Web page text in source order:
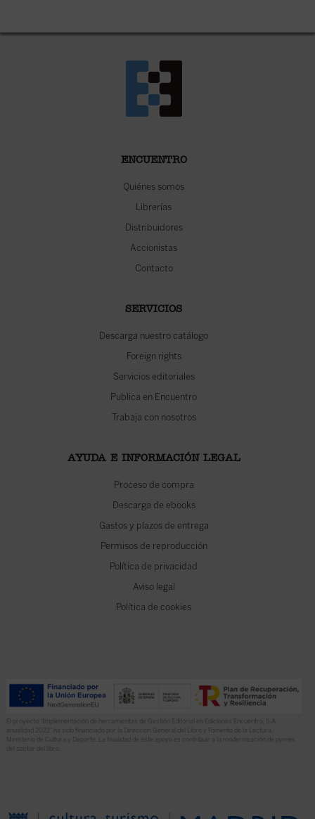
ENCUENTRO
Quiénes somos
Librerías
Distribuidores
Accionistas
Contacto
SERVICIOS
Descarga nuestro catálogo
Foreign rights
Servicios editoriales
Publica en Encuentro
Trabaja con nosotros
AYUDA E INFORMACIÓN LEGAL
Proceso de compra
Descarga de ebooks
Gastos y plazos de entrega
Permisos de reproducción
Política de privacidad
Aviso legal
Política de cookies
El proyecto “Implementación de herramientas de Gestión Editorial en Ediciones Encuentro, S.A.
anualidad 2022” ha sido financiado por la Dirección General del Libro y Fomento de la Lectura,
Ministerio de Cultura y Deporte. La finalidad de este apoyo es contribuir a la modernización de pymes
del sector del libro.